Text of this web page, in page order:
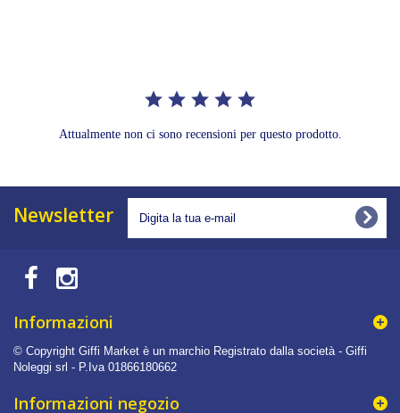
Attualmente non ci sono recensioni per questo prodotto.
Newsletter
Informazioni
© Copyright Giffi Market è un marchio Registrato dalla società - Giffi
Noleggi srl - P.Iva 01866180662
Informazioni negozio